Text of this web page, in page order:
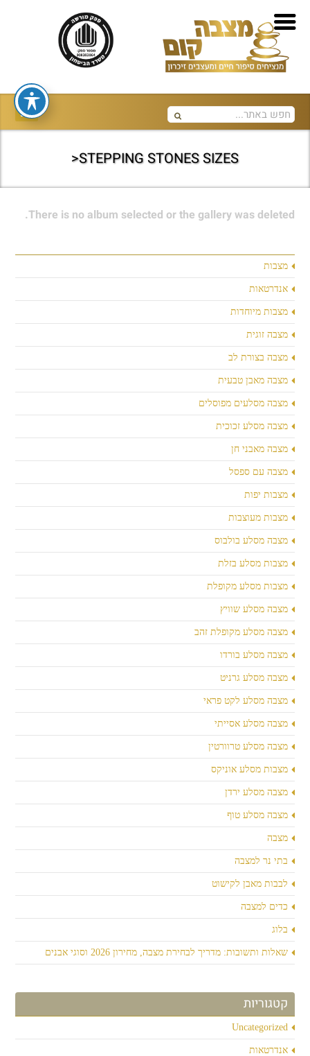
STEPPING STONES SIZES<
מצבות
אנדרטאות
מצבות מיוחדות
מצבה זוגית
מצבה בצורת לב
מצבה מאבן טבעית
מצבה מסלעים מפוסלים
מצבה מסלע זכוכית
מצבה מאבני חן
מצבה עם ספסל
מצבות יפות
מצבות מעוצבות
מצבה מסלע בולבוס
מצבות מסלע בזלת
מצבות מסלע מקופלת
מצבה מסלע שוויץ
מצבה מסלע מקופלת זהב
מצבה מסלע בורדו
מצבה מסלע גרניט
מצבה מסלע לקט פראי
מצבה מסלע אסייתי
מצבה מסלע טרוורטין
מצבות מסלע אוניקס
מצבה מסלע ירדן
מצבה מסלע טוף
מצבה
בתי נר למצבה
לבבות מאבן לקישוט
כדים למצבה
בלוג
שאלות ותשובות: מדריך לבחירת מצבה, מחירון 2026 וסוגי אבנים
קטגוריות
Uncategorized
אנדרטאות
There is no album selected or the gallery was deleted.